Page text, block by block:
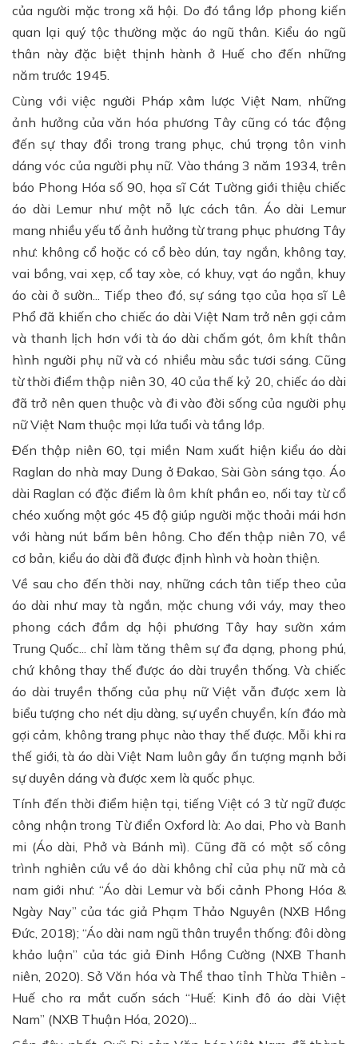
của người mặc trong xã hội. Do đó tầng lớp phong kiến
quan lại quý tộc thường mặc áo ngũ thân. Kiểu áo ngũ
thân này đặc biệt thịnh hành ở Huế cho đến những
năm trước 1945.
Cùng với việc người Pháp xâm lược Việt Nam, những
ảnh hưởng của văn hóa phương Tây cũng có tác động
đến sự thay đổi trong trang phục, chú trọng tôn vinh
dáng vóc của người phụ nữ. Vào tháng 3 năm 1934, trên
báo Phong Hóa số 90, họa sĩ Cát Tường giới thiệu chiếc
áo dài Lemur như một nỗ lực cách tân. Áo dài Lemur
mang nhiều yếu tố ảnh hưởng từ trang phục phương Tây
như: không cổ hoặc có cổ bèo dún, tay ngắn, không tay,
vai bồng, vai xẹp, cổ tay xòe, có khuy, vạt áo ngắn, khuy
áo cài ở sườn... Tiếp theo đó, sự sáng tạo của họa sĩ Lê
Phổ đã khiến cho chiếc áo dài Việt Nam trở nên gợi cảm
và thanh lịch hơn với tà áo dài chấm gót, ôm khít thân
hình người phụ nữ và có nhiều màu sắc tươi sáng. Cũng
từ thời điểm thập niên 30, 40 của thế kỷ 20, chiếc áo dài
đã trở nên quen thuộc và đi vào đời sống của người phụ
nữ Việt Nam thuộc mọi lứa tuổi và tầng lớp.
Đến thập niên 60, tại miền Nam xuất hiện kiểu áo dài
Raglan do nhà may Dung ở Đakao, Sài Gòn sáng tạo. Áo
dài Raglan có đặc điểm là ôm khít phần eo, nối tay từ cổ
chéo xuống một góc 45 độ giúp người mặc thoải mái hơn
với hàng nút bấm bên hông. Cho đến thập niên 70, về
cơ bản, kiểu áo dài đã được định hình và hoàn thiện.
Về sau cho đến thời nay, những cách tân tiếp theo của
áo dài như may tà ngắn, mặc chung với váy, may theo
phong cách đầm dạ hội phương Tây hay sườn xám
Trung Quốc... chỉ làm tăng thêm sự đa dạng, phong phú,
chứ không thay thế được áo dài truyền thống. Và chiếc
áo dài truyền thống của phụ nữ Việt vẫn được xem là
biểu tượng cho nét dịu dàng, sự uyển chuyển, kín đáo mà
gợi cảm, không trang phục nào thay thế được. Mỗi khi ra
thế giới, tà áo dài Việt Nam luôn gây ấn tượng mạnh bởi
sự duyên dáng và được xem là quốc phục.
Tính đến thời điểm hiện tại, tiếng Việt có 3 từ ngữ được
công nhận trong Từ điển Oxford là: Ao dai, Pho và Banh
mi (Áo dài, Phở và Bánh mì). Cũng đã có một số công
trình nghiên cứu về áo dài không chỉ của phụ nữ mà cả
nam giới như: “Áo dài Lemur và bối cảnh Phong Hóa &
Ngày Nay” của tác giả Phạm Thảo Nguyên (NXB Hồng
Đức, 2018); “Áo dài nam ngũ thân truyền thống: đôi dòng
khảo luận” của tác giả Đinh Hồng Cường (NXB Thanh
niên, 2020). Sở Văn hóa và Thể thao tỉnh Thừa Thiên -
Huế cho ra mắt cuốn sách “Huế: Kinh đô áo dài Việt
Nam” (NXB Thuận Hóa, 2020)...